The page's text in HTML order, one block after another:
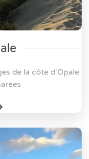
de la côte d'Opale